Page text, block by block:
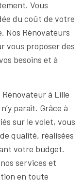
Vous
du coût de votre
Nos Rénovateurs
vous proposer des
besoins et à
à Lille
paraît. Grâce à
sur le volet, vous
qualité, réalisées
votre budget.
services et
en toute